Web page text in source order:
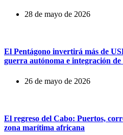
28 de mayo de 2026
El Pentágono invertirá más de
guerra autónoma e integración
26 de mayo de 2026
El regreso del Cabo: Puertos,
zona marítima africana